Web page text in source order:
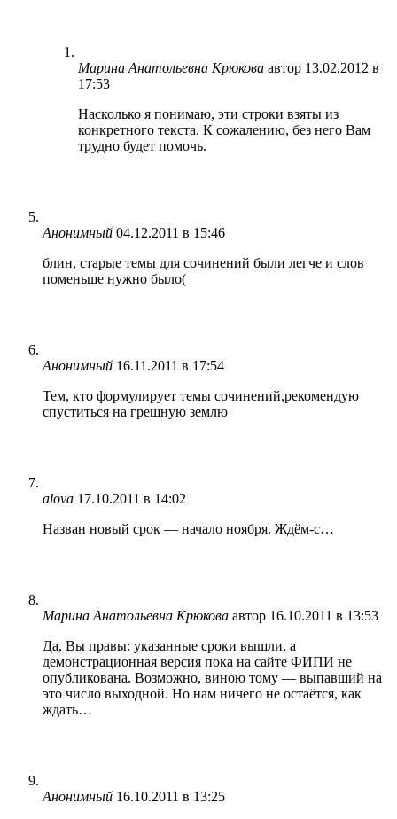
Марина Анатольевна Крюкова автор 13.02.2012 в
17:53
Насколько я понимаю, эти строки взяты из
конкретного текста. К сожалению, без него Вам
трудно будет помочь.
Анонимный 04.12.2011 в 15:46
блин, старые темы для сочинений были легче и слов
поменьше нужно было(
Анонимный 16.11.2011 в 17:54
Тем, кто формулирует темы сочинений,рекомендую
спуститься на грешную землю
alova 17.10.2011 в 14:02
Назван новый срок — начало ноября. Ждём-с…
Марина Анатольевна Крюкова автор 16.10.2011 в 13:53
Да, Вы правы: указанные сроки вышли, а
демонстрационная версия пока на сайте ФИПИ не
опубликована. Возможно, виною тому — выпавший на
это число выходной. Но нам ничего не остаётся, как
ждать…
Анонимный 16.10.2011 в 13:25